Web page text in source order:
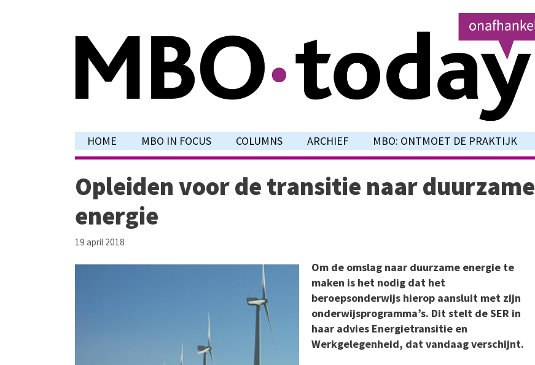
HOME MBO IN FOCUS COLUMNS ARCHIEF MBO: ONTMOET DE PRAKTIJK
Opleiden voor de transitie naar duurzame
energie
19 april 2018
Om de omslag naar duurzame energie te
maken is het nodig dat het
beroepsonderwijs hierop aansluit met zijn
onderwijsprogramma’s. Dit stelt de SER in
haar advies Energietransitie en
Werkgelegenheid, dat vandaag verschijnt.